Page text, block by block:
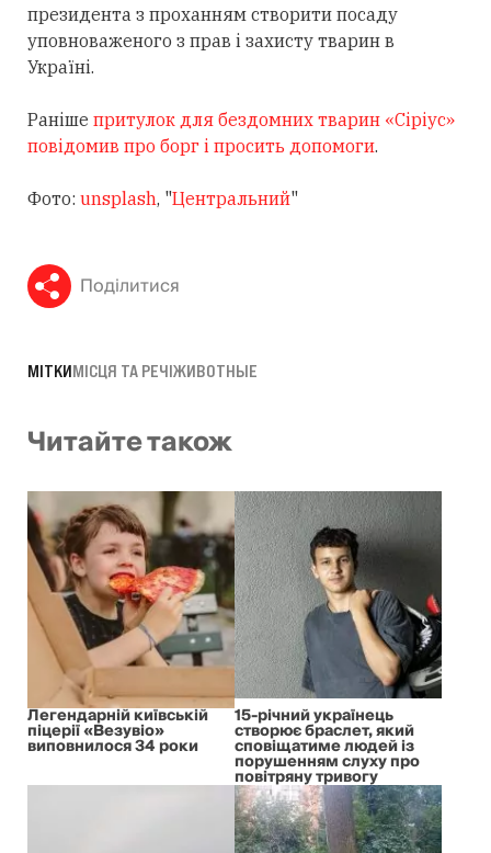
президента з проханням створити посаду
уповноваженого з прав і захисту тварин в
Україні.
Раніше притулок для бездомних тварин «Сіріус»
повідомив про борг і просить допомоги.
Фото: unsplash, "Центральний"
Поділитися
МІТКИМІСЦЯ ТА РЕЧІЖИВОТНЫЕ
Читайте також
Легендарній київській
піцерії «Везувіо»
виповнилося 34 роки
15-річний українець
створює браслет, який
сповіщатиме людей із
порушенням слуху про
повітряну тривогу